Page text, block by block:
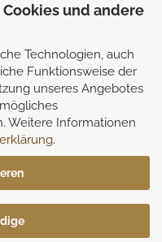
und andere
Technologien, auch
Funktionsweise der
unseres Angebotes
Weitere Informationen
.